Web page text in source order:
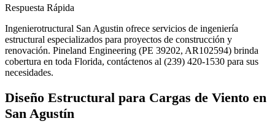
Respuesta Rápida
Ingenierotructural San Agustin ofrece servicios de ingeniería
estructural especializados para proyectos de construcción y
renovación. Pineland Engineering (PE 39202, AR102594) brinda
cobertura en toda Florida, contáctenos al (239) 420-1530 para sus
necesidades.
Diseño Estructural para Cargas de Viento en
San Agustín